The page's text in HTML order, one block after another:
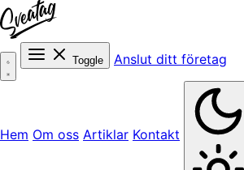
Toggle Anslut ditt företag
Hem Om oss Artiklar Kontakt